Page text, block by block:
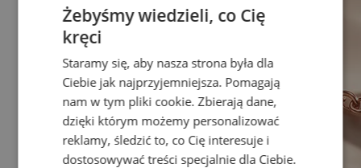
Żebyśmy wiedzieli, co Cię
kręci
Staramy się, aby nasza strona była dla
Ciebie jak najprzyjemniejsza. Pomagają
nam w tym pliki cookie. Zbierają dane,
dzięki którym możemy personalizować
reklamy, śledzić to, co Cię interesuje i
dostosowywać treści specjalnie dla Ciebie.